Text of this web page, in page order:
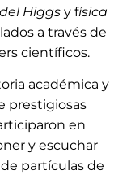
Higgs y física
a través de
científicos.
académica y
prestigiosas
en
y escuchar
partículas de